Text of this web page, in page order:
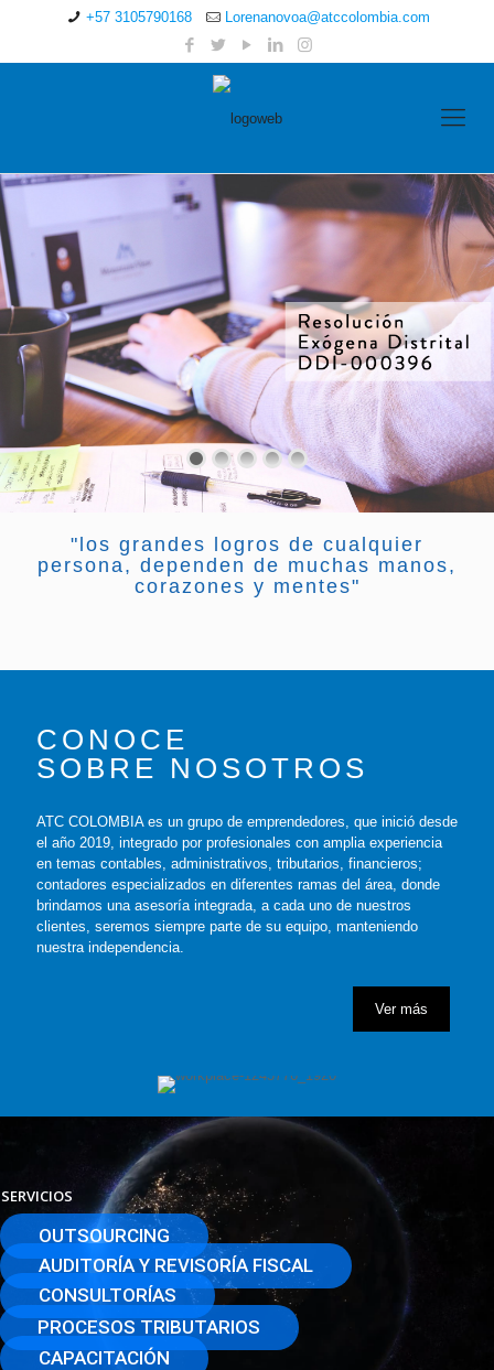
+57 3105790168 Lorenanovoa@atccolombia.com
"los grandes logros de cualquier
persona, dependen de muchas manos,
corazones y mentes"
CONOCE
SOBRE NOSOTROS
ATC COLOMBIA es un grupo de emprendedores, que inició desde
el año 2019, integrado por profesionales con amplia experiencia
en temas contables, administrativos, tributarios, financieros;
contadores especializados en diferentes ramas del área, donde
brindamos una asesoría integrada, a cada uno de nuestros
clientes, seremos siempre parte de su equipo, manteniendo
nuestra independencia.
Ver más
OUTSOURCING
SERVICIOS
AUDITORÍA Y REVISORÍA FISCAL
CONSULTORÍAS
PROCESOS TRIBUTARIOS
CAPACITACIÓN